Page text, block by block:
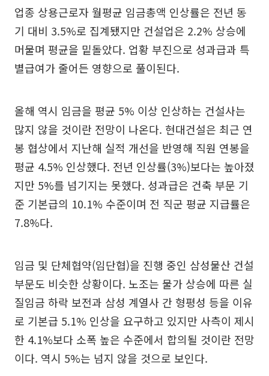
업종 상용근로자 월평균 임금총액 인상률은 전년 동
기 대비 3.5%로 집계됐지만 건설업은 2.2% 상승에
머물며 평균을 밑돌았다. 업황 부진으로 성과급과 특
별급여가 줄어든 영향으로 풀이된다.
올해 역시 임금을 평균 5% 이상 인상하는 건설사는
많지 않을 것이란 전망이 나온다. 현대건설은 최근 연
봉 협상에서 지난해 실적 개선을 반영해 직원 연봉을
평균 4.5% 인상했다. 전년 인상률(3%)보다는 높아졌
지만 5%를 넘기지는 못했다. 성과급은 건축 부문 기
준 기본급의 10.1% 수준이며 전 직군 평균 지급률은
7.8%다.
임금 및 단체협약(임단협)을 진행 중인 삼성물산 건설
부문도 비슷한 상황이다. 노조는 물가 상승에 따른 실
질임금 하락 보전과 삼성 계열사 간 형평성 등을 이유
로 기본급 5.1% 인상을 요구하고 있지만 사측이 제시
한 4.1%보다 소폭 높은 수준에서 합의될 것이란 전망
이다. 역시 5%는 넘지 않을 것으로 보인다.